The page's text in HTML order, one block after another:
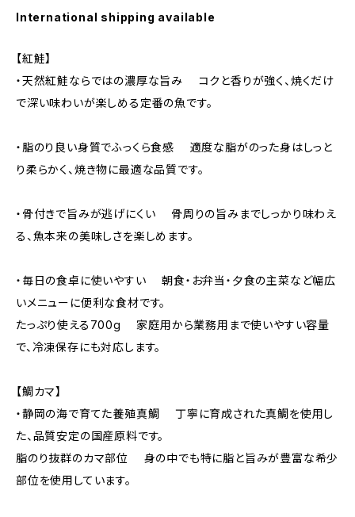
International shipping available
【紅鮭】
・天然紅鮭ならではの濃厚な旨み コクと香りが強く、焼くだけ
で深い味わいが楽しめる定番の魚です。
・脂のり良い身質でふっくら食感 適度な脂がのった身はしっと
り柔らかく、焼き物に最適な品質です。
・骨付きで旨みが逃げにくい 骨周りの旨みまでしっかり味わえ
る、魚本来の美味しさを楽しめます。
・毎日の食卓に使いやすい 朝食・お弁当・夕食の主菜など幅広
いメニューに便利な食材です。
たっぷり使える700g 家庭用から業務用まで使いやすい容量
で、冷凍保存にも対応します。
【鯛カマ】
・静岡の海で育てた養殖真鯛 丁寧に育成された真鯛を使用し
た、品質安定の国産原料です。
脂のり抜群のカマ部位 身の中でも特に脂と旨みが豊富な希少
部位を使用しています。